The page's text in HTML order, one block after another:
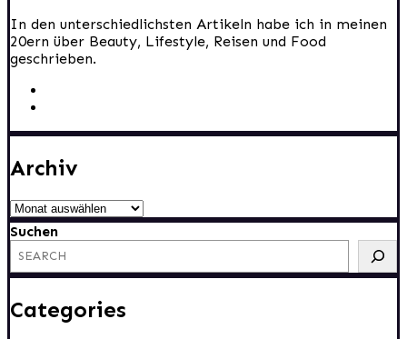
In den unterschiedlichsten Artikeln habe ich in meinen
20ern über Beauty, Lifestyle, Reisen und Food
geschrieben.
Archiv
Archiv
Suchen
Categories